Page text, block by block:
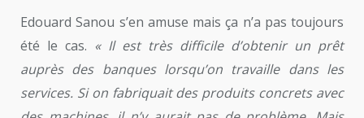
Edouard Sanou s’en amuse mais ça n’a pas toujours
été le cas. « Il est très difficile d’obtenir un prêt
auprès des banques lorsqu’on travaille dans les
services. Si on fabriquait des produits concrets avec